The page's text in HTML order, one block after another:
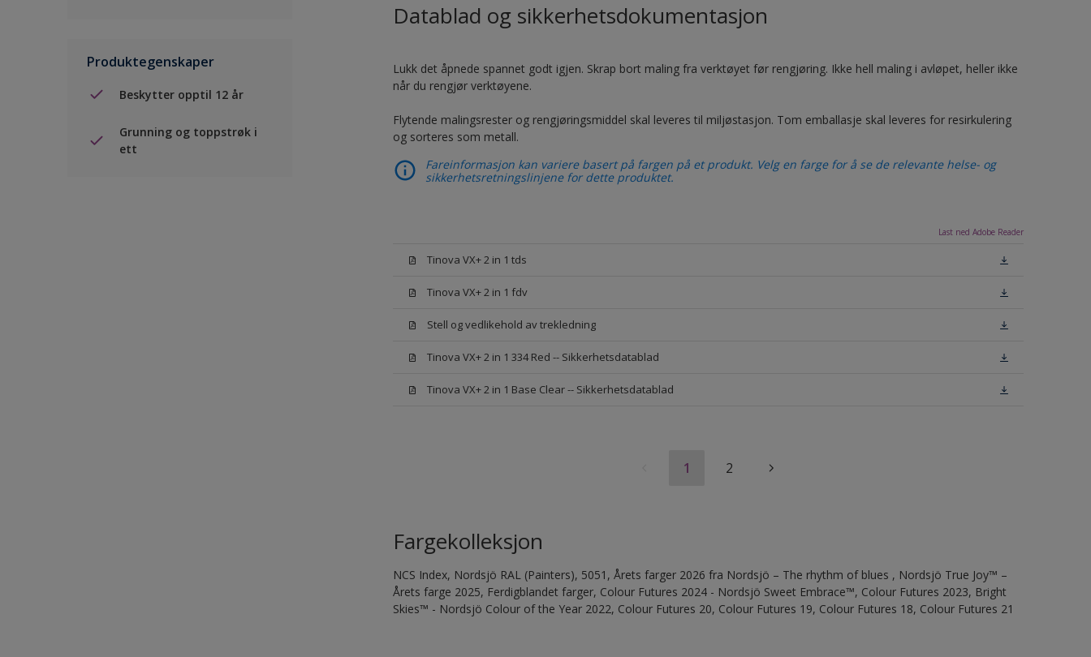
Produktegenskaper
Beskytter opptil 12 år
Grunning og toppstrøk i
ett
Datablad og sikkerhetsdokumentasjon
Lukk det åpnede spannet godt igjen. Skrap bort maling fra verktøyet før rengjøring. Ikke hell maling i avløpet, heller ikke
når du rengjør verktøyene.
Flytende malingsrester og rengjøringsmiddel skal leveres til miljøstasjon. Tom emballasje skal leveres for resirkulering
og sorteres som metall.
Fareinformasjon kan variere basert på fargen på et produkt. Velg en farge for å se de relevante helse- og
sikkerhetsretningslinjene for dette produktet.
Last ned Adobe Reader
Tinova VX+ 2 in 1 tds
Tinova VX+ 2 in 1 fdv
Stell og vedlikehold av trekledning
Tinova VX+ 2 in 1 334 Red -- Sikkerhetsdatablad
Tinova VX+ 2 in 1 Base Clear -- Sikkerhetsdatablad
1 2
Fargekolleksjon
NCS Index, Nordsjö RAL (Painters), 5051, Årets farger 2026 fra Nordsjö – The rhythm of blues , Nordsjö True Joy™ –
Årets farge 2025, Ferdigblandet farger, Colour Futures 2024 - Nordsjö Sweet Embrace™, Colour Futures 2023, Bright
Skies™ - Nordsjö Colour of the Year 2022, Colour Futures 20, Colour Futures 19, Colour Futures 18, Colour Futures 21